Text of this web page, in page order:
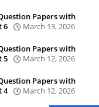
Papers with
6
March 13, 2026
Papers with
5
March 12, 2026
Papers with
4
March 12, 2026